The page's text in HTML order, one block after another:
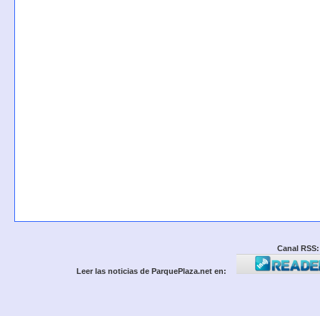
Canal RSS:
Leer las noticias de ParquePlaza.net en: